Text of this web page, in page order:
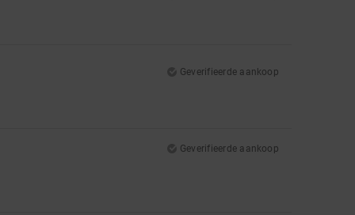
Geverifieerde aankoop
Geverifieerde aankoop